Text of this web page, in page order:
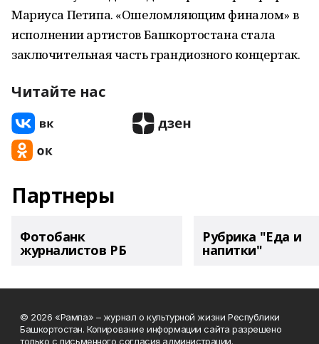
Мариуса Петипа. «Ошеломляющим финалом» в
исполнении артистов Башкортостана стала
заключительная часть грандиозного концертак.
Читайте нас
Партнеры
Фотобанк
журналистов РБ
Рубрика "Еда и
напитки"
© 2026 «Рампа» – журнал о культурной жизни Республики
Башкортостан. Копирование информации сайта разрешено
только с письменного согласия администрации.